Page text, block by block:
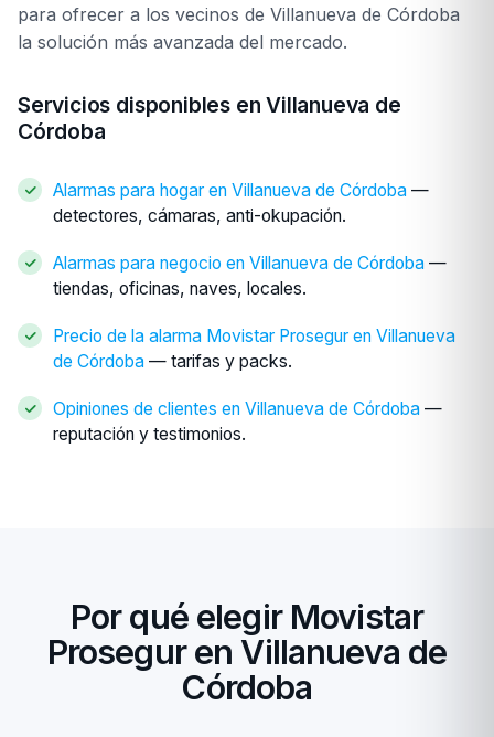
para ofrecer a los vecinos de Villanueva de Córdoba
la solución más avanzada del mercado.
Servicios disponibles en Villanueva de
Córdoba
Alarmas para hogar en Villanueva de Córdoba —
detectores, cámaras, anti-okupación.
Alarmas para negocio en Villanueva de Córdoba —
tiendas, oficinas, naves, locales.
Precio de la alarma Movistar Prosegur en Villanueva
de Córdoba — tarifas y packs.
Opiniones de clientes en Villanueva de Córdoba —
reputación y testimonios.
Por qué elegir Movistar
Prosegur en Villanueva de
Córdoba